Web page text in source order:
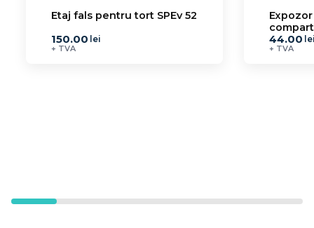
Etaj fals pentru tort SPEv 52
150.00 lei
+ TVA
44.00
+ TVA